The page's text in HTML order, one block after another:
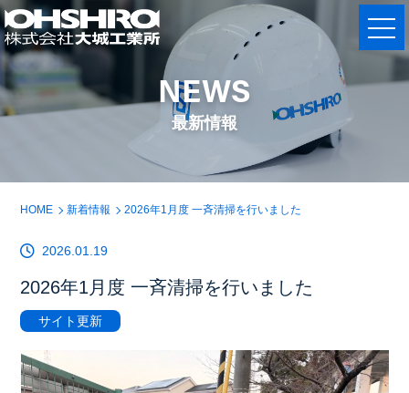
NEWS
最新情報
HOME 新着情報 2026年1月度 一斉清掃を行いました
2026.01.19
2026年1月度 一斉清掃を行いました
サイト更新